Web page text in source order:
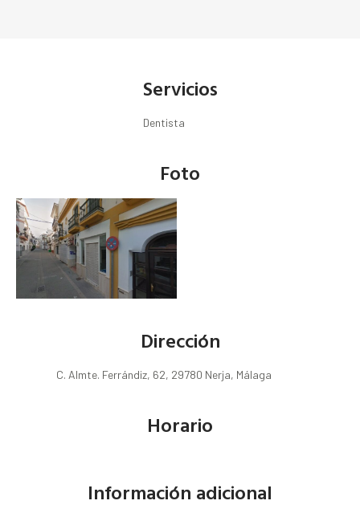
Servicios
Dentista
Foto
Dirección
C. Almte. Ferrándiz, 62, 29780 Nerja, Málaga
Horario
Información adicional